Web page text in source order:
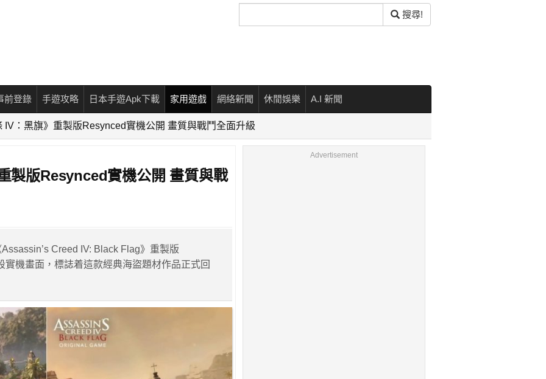
尋
搜尋!
前登錄 手遊攻略 日本手遊Apk下載 家用遊戲 網絡新聞 休閒娛樂 A.I 新聞
IV：黑旗》重製版Resynced實機公開 畫質與戰鬥全面升級
製版Resynced實機公開 畫質與戰
Creed IV: Black Flag》重製版
實機畫面，標誌着這款經典海盜題材作品正式回
Advertisement